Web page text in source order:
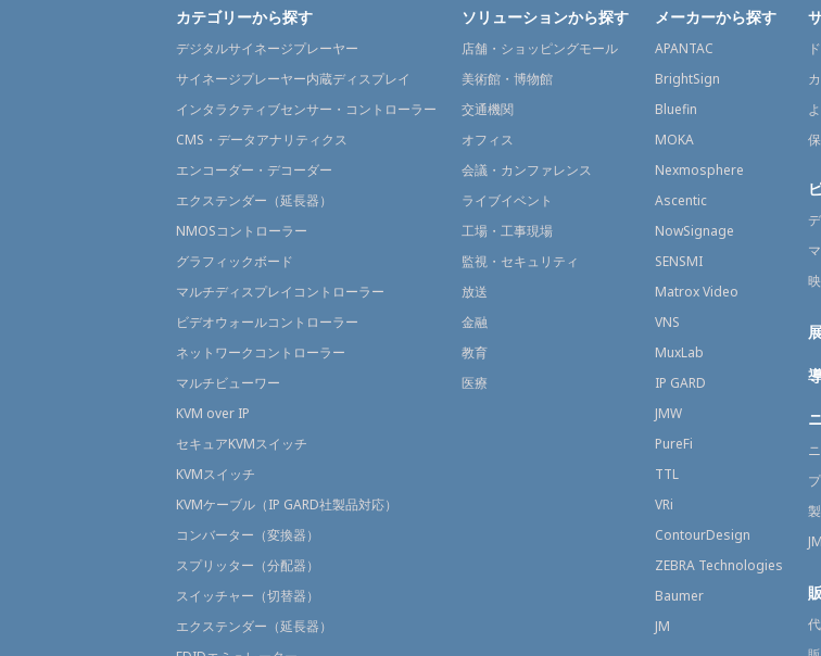
カテゴリーから探す
デジタルサイネージプレーヤー
サイネージプレーヤー内蔵ディスプレイ
インタラクティブセンサー・コントローラー
CMS・データアナリティクス
エンコーダー・デコーダー
エクステンダー（延長器）
NMOSコントローラー
グラフィックボード
マルチディスプレイコントローラー
ビデオウォールコントローラー
ネットワークコントローラー
マルチビューワー
KVM over IP
セキュアKVMスイッチ
KVMスイッチ
KVMケーブル（IP GARD社製品対応）
コンバーター（変換器）
スプリッター（分配器）
スイッチャー（切替器）
エクステンダー（延長器）
ソリューションから探す
店舗・ショッピングモール
美術館・博物館
交通機関
オフィス
会議・カンファレンス
ライブイベント
工場・工事現場
監視・セキュリティ
放送
金融
教育
医療
メーカーから探す
APANTAC
BrightSign
Bluefin
MOKA
Nexmosphere
Ascentic
NowSignage
SENSMI
Matrox Video
VNS
MuxLab
IP GARD
JMW
PureFi
TTL
VRi
ContourDesign
ZEBRA Technologies
Baumer
JM